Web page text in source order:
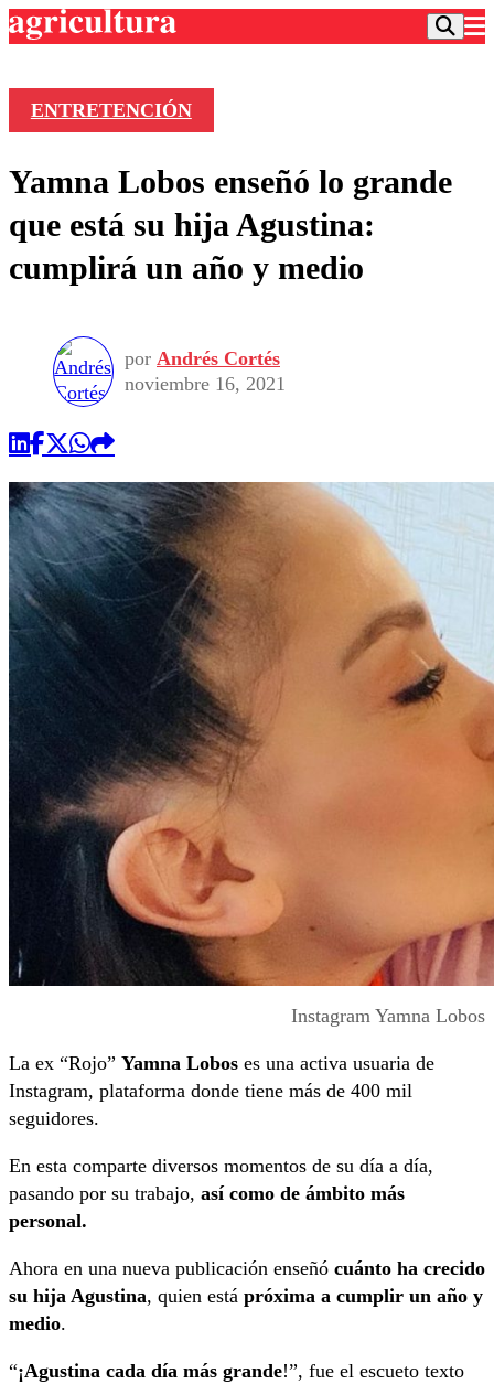
Frecuencias
Agricultura TV
Deportes
Colo Colo
Seleccion Chilena
Torneo Internacional
Entretención
Economía
Internacional
Publicaciones en medios
Opinión
ENTRETENCIÓN
Yamna Lobos enseñó lo grande
que está su hija Agustina:
cumplirá un año y medio
por Andrés Cortés
noviembre 16, 2021
Instagram Yamna Lobos
La ex “Rojo” Yamna Lobos es una activa usuaria de
Instagram, plataforma donde tiene más de 400 mil
seguidores.
En esta comparte diversos momentos de su día a día,
pasando por su trabajo, así como de ámbito más
personal.
Ahora en una nueva publicación enseñó cuánto ha crecido
su hija Agustina, quien está próxima a cumplir un año y
medio.
“¡Agustina cada día más grande!”, fue el escueto texto